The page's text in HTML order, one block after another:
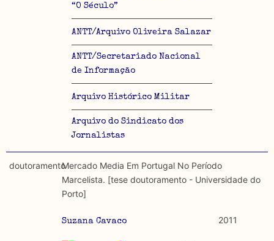
“O Século”
ANTT/Arquivo Oliveira Salazar
ANTT/Secretariado Nacional
de Informação
Arquivo Histórico Militar
Arquivo do Sindicato dos
Jornalistas
doutoramentoMercado Media Em Portugal No Período
Marcelista. [tese doutoramento - Universidade do
Porto]
Suzana Cavaco 2011